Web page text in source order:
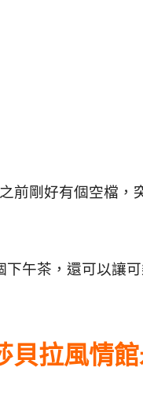
前剛好有個空檔，
下午茶，還可以讓可
貝拉風情